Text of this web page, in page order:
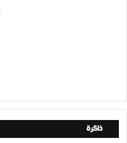
ذاكرة